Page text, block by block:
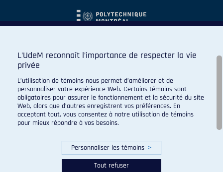
L’UdeM reconnaît l’importance de respecter la vie
privée
L’utilisation de témoins nous permet d’améliorer et de
personnaliser votre expérience Web. Certains témoins sont
obligatoires pour assurer le fonctionnement et la sécurité du site
Web, alors que d’autres enregistrent vos préférences. En
acceptant tout, vous consentez à notre utilisation de témoins
pour mieux répondre à vos besoins.
Personnaliser les témoins >
Tout refuser